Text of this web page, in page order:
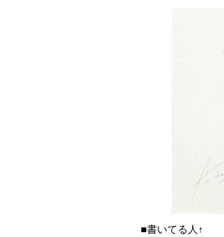
■書いてる人↑